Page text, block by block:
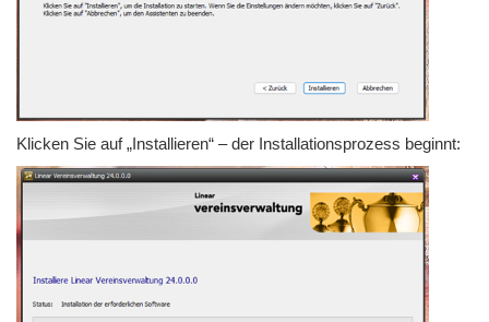
Klicken Sie auf „Installieren“ – der Installationsprozess beginnt: